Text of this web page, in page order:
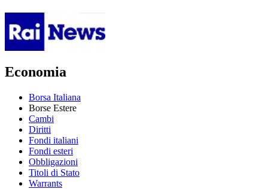
Economia
Borsa Italiana
Borse Estere
Cambi
Diritti
Fondi italiani
Fondi esteri
Obbligazioni
Titoli di Stato
Warrants